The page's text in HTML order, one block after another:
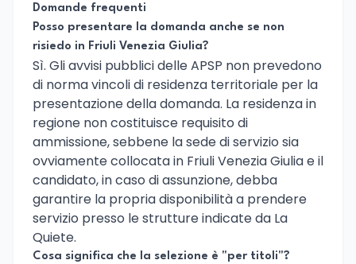
Domande frequenti
Posso presentare la domanda anche se non
risiedo in Friuli Venezia Giulia?
Sì. Gli avvisi pubblici delle APSP non prevedono
di norma vincoli di residenza territoriale per la
presentazione della domanda. La residenza in
regione non costituisce requisito di
ammissione, sebbene la sede di servizio sia
ovviamente collocata in Friuli Venezia Giulia e il
candidato, in caso di assunzione, debba
garantire la propria disponibilità a prendere
servizio presso le strutture indicate da La
Quiete.
Cosa significa che la selezione è "per titoli"?